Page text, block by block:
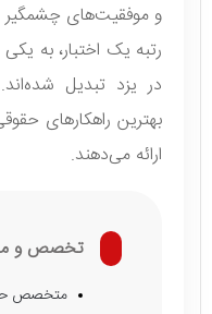
و موفقیت‌های چشمگیر
رتبه یک اختبار، به
در یزد تبدیل
بهترین راهکارهای
ارائه می‌دهند.
تخصص و
متخصص